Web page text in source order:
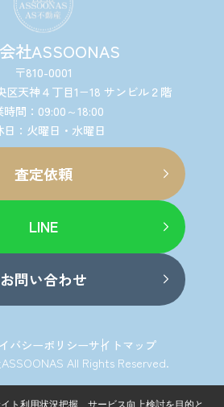
社ASSOONAS
〒810-0001
区天神４丁目1−18 サンビル２階
時間：09:00～18:00
日：火曜日・水曜日
査定依頼
LINE
お問い合わせ
バシーポリシーサイトマップ
All Rights Reserved.
ト利用状況把握、サービス向上検討を目的と